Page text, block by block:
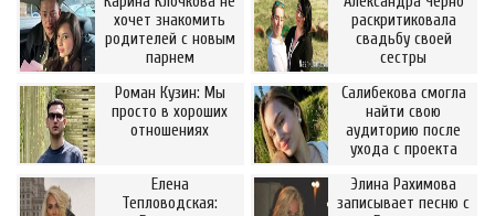
хочет знакомить
родителей с новым
парнем
раскритиковала
свадьбу своей
сестры
Роман Кузин: Мы
просто в хороших
отношениях
Салибекова смогла
найти свою
аудиторию после
ухода с проекта
Елена
Тепловодская:
Элина Рахимова
записывает песню с